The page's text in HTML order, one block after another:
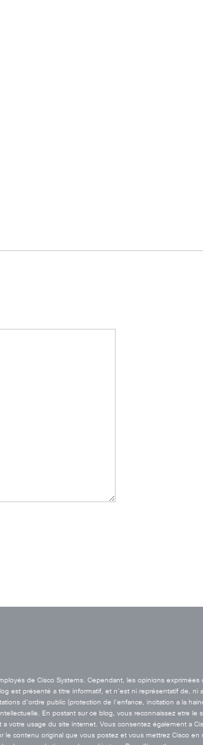
de Cisco Systems. Cependant, les opinions
présenté a titre informatif, et n’est ni représentatif de, ni
d’ordre public (protection de l’enfance, incitation a la
En postant sur ce blog, vous reconnaissez etre
votre usage du site internet. Vous consentez également a
contenu original que vous postez et vous mettrez Cisco